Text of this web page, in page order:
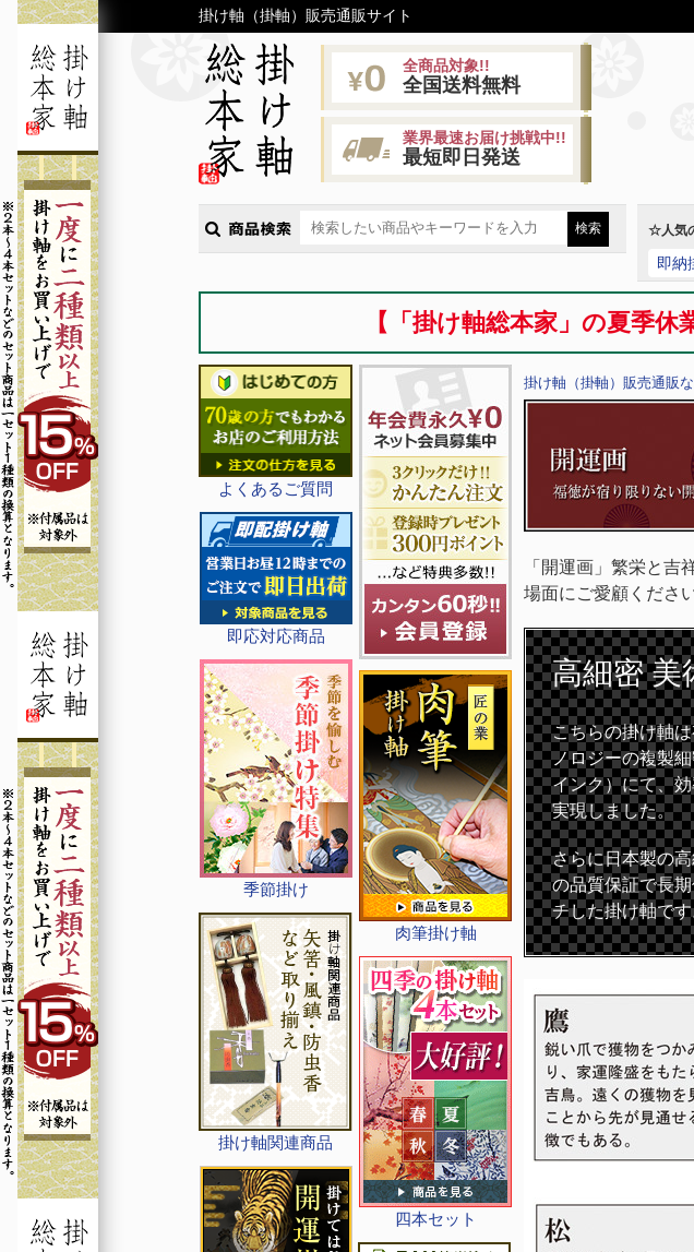
掛け軸（掛軸）販売通販サイト
全商品対象!!
全国送料無料
業界最速お届け挑戦中!!
最短即日発送
☆人気
即納
【「掛け軸総本家」の夏季
よくあるご質問
即応対応商品
季節掛け
掛け軸関連商品
肉筆掛け軸
四本セット
掛け軸（掛軸）販売通販
「開運画」繁栄と
場面にご愛顧くださ
高細密美
こちらの掛け軸
ノロジーの複製
インク）にて、
実現しました。
さらに日本製の
の品質保証で長
チした掛け軸で